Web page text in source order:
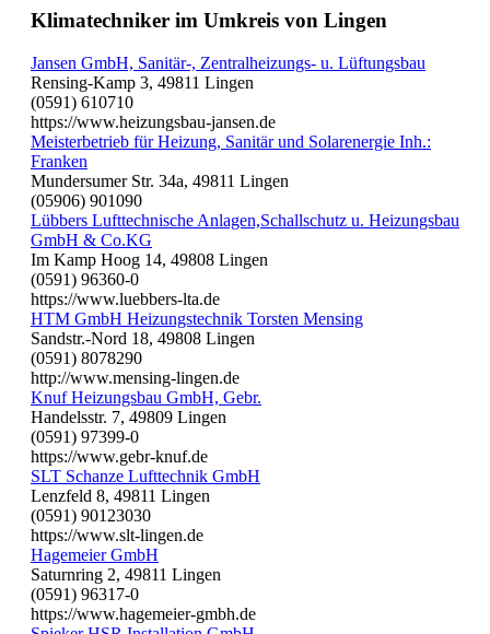
Klimatechniker im Umkreis von Lingen
Jansen GmbH, Sanitär-, Zentralheizungs- u. Lüftungsbau
Rensing-Kamp 3, 49811 Lingen
(0591) 610710
https://www.heizungsbau-jansen.de
Meisterbetrieb für Heizung, Sanitär und Solarenergie Inh.:
Franken
Mundersumer Str. 34a, 49811 Lingen
(05906) 901090
Lübbers Lufttechnische Anlagen,Schallschutz u. Heizungsbau
GmbH & Co.KG
Im Kamp Hoog 14, 49808 Lingen
(0591) 96360-0
https://www.luebbers-lta.de
HTM GmbH Heizungstechnik Torsten Mensing
Sandstr.-Nord 18, 49808 Lingen
(0591) 8078290
http://www.mensing-lingen.de
Knuf Heizungsbau GmbH, Gebr.
Handelsstr. 7, 49809 Lingen
(0591) 97399-0
https://www.gebr-knuf.de
SLT Schanze Lufttechnik GmbH
Lenzfeld 8, 49811 Lingen
(0591) 90123030
https://www.slt-lingen.de
Hagemeier GmbH
Saturnring 2, 49811 Lingen
(0591) 96317-0
https://www.hagemeier-gmbh.de